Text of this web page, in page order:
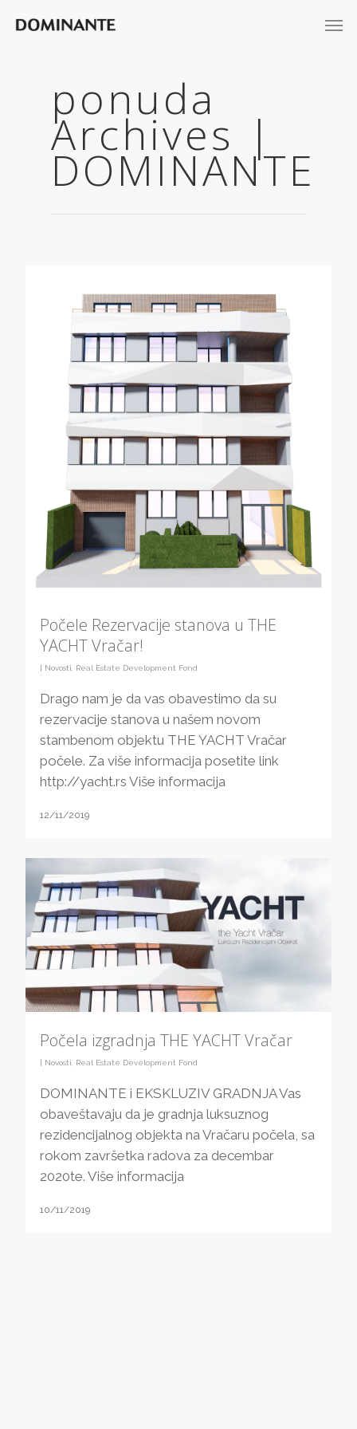
ponuda
Archives |
DOMINANTE
Počele Rezervacije stanova u THE
YACHT Vračar!
| Novosti Real Estate Development Fond
Drago nam je da vas obavestimo da su
rezervacije stanova u našem novom
stambenom objektu THE YACHT Vračar
počele. Za više informacija posetite link
http://yacht.rs Više informacija
12/11/2019
Počela izgradnja THE YACHT Vračar
| Novosti, Real Estate Development Fond
DOMINANTE i EKSKLUZIV GRADNJA Vas
obaveštavaju da je gradnja luksuznog
rezidencijalnog objekta na Vračaru počela, sa
rokom završetka radova za decembar
2020te. Više informacija
10/11/2019